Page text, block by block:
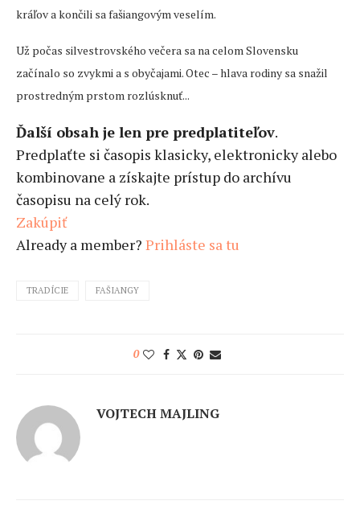
kráľov a končili sa fašiangovým veselím.
Už počas silvestrovského večera sa na celom Slovensku
začínalo so zvykmi a s obyčajami. Otec – hlava rodiny sa snažil
prostredným prstom rozlúsknuť...
Ďalší obsah je len pre predplatiteľov.
Predplaťte si časopis klasicky, elektronicky alebo
kombinovane a získajte prístup do archívu
časopisu na celý rok.
Zakúpiť
Already a member? Prihláste sa tu
TRADÍCIE FAŠIANGY
0
VOJTECH MAJLING